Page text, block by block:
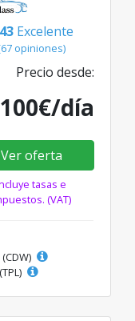
Excelente
opiniones)
Precio desde:
100€/día
Ver oferta
tasas e
(VAT)